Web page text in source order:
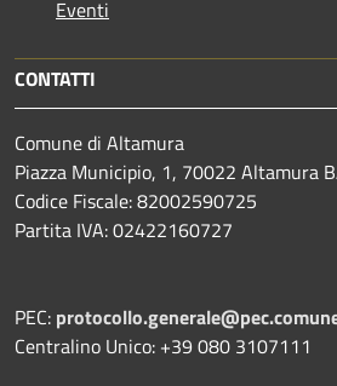
Eventi
CONTATTI
Comune di Altamura
Piazza Municipio, 1, 70022 Altamura
Codice Fiscale: 82002590725
Partita IVA: 02422160727
PEC:
Centralino Unico: +39 080 3107111